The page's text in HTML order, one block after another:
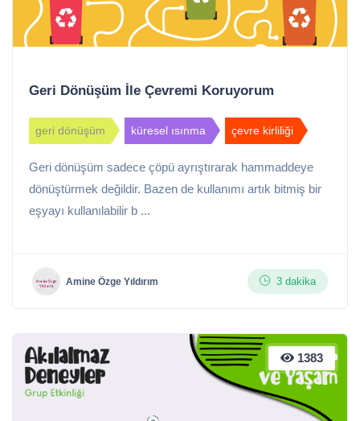
Geri Dönüşüm İle Çevremi Koruyorum
geri dönüşüm küresel ısınma çevre kirliliği
Geri dönüşüm sadece çöpü ayrıştırarak hammaddeye
dönüştürmek değildir. Bazen de kullanımı artık bitmiş bir
eşyayı kullanılabilir b ...
Amine Özge Yıldırım 3 dakika
1383